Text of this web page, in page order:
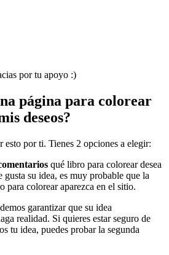
por tu apoyo :)
página para colorear
deseos?
esto por ti. Tienes 2 opciones a elegir:
qué libro para colorear desea
gusta su idea, es muy probable que la
para colorear aparezca en el sitio.
garantizar que su idea
realidad. Si quieres estar seguro de
tu idea, puedes probar la segunda